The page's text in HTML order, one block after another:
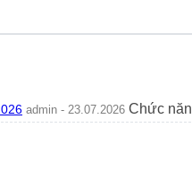
admin - 23.07.2026 Chức